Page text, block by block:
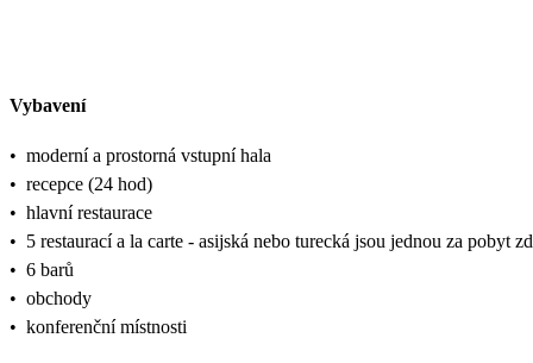
Vybavení
• moderní a prostorná vstupní hala
• recepce (24 hod)
• hlavní restaurace
• 5 restaurací a la carte - asijská nebo turecká jsou jednou za pobyt
• 6 barů
• obchody
• konferenční místnosti